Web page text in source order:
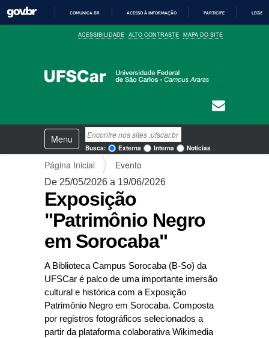
R
A
O
D
O
COMUNICA BR ACESSO À INFORMAÇÃO PARTICIPE
ACESSIBILIDADE ALTO CONTRASTE MAPA DO SITE
Busca
Busca Avançada…
Busca: Externa Interna Notícias
v
Toggle navigation
Página Inicial Evento
De 25/05/2026 a 19/06/2026
Exposição
"Patrimônio Negro
em Sorocaba"
A Biblioteca Campus Sorocaba (B-So) da
UFSCar é palco de uma importante imersão
cultural e histórica com a Exposição
Patrimônio Negro em Sorocaba. Composta
por registros fotográficos selecionados a
partir da plataforma colaborativa Wikimedia